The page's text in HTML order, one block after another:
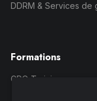
DDRM & Services
Formations
CRQ Training